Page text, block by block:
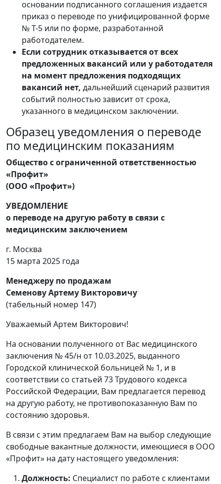
основании подписанного соглашения издается
приказ о переводе по унифицированной форме
№ Т-5 или по форме, разработанной
работодателем.
Если сотрудник отказывается от всех
предложенных вакансий или у работодателя
на момент предложения подходящих
вакансий нет, дальнейший сценарий развития
событий полностью зависит от срока,
указанного в медицинском заключении.
Образец уведомления о переводе
по медицинским показаниям
Общество с ограниченной ответственностью
«Профит»
(ООО «Профит»)
УВЕДОМЛЕНИЕ
о переводе на другую работу в связи с
медицинским заключением
г. Москва
15 марта 2025 года
Менеджеру по продажам
Семенову Артему Викторовичу
(табельный номер 147)
Уважаемый Артем Викторович!
На основании полученного от Вас медицинского
заключения № 45/н от 10.03.2025, выданного
Городской клинической больницей № 1, и в
соответствии со статьей 73 Трудового кодекса
Российской Федерации, Вам предлагается перевод
на другую работу, не противопоказанную Вам по
состоянию здоровья.
В связи с этим предлагаем Вам на выбор следующие
свободные вакантные должности, имеющиеся в ООО
«Профит» на дату настоящего уведомления:
Должность: Специалист по работе с клиентами